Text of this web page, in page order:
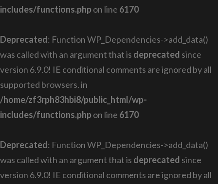
includes/functions.phpon line 6170
Deprecated: Function WP_Dependencies->add_data()
was called with an argument that is deprecated since
version 6.9.0! IE conditional comments are ignored by all
supported browsers. in
/home/zf3rph83hbi8/public_html/wp-
includes/functions.phpon line 6170
Deprecated: Function WP_Dependencies->add_data()
was called with an argument that is deprecated since
version 6.9.0! IE conditional comments are ignored by all